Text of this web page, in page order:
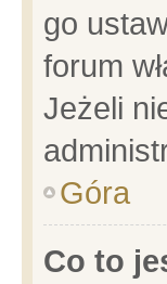
go
forum
Jeżeli
Góra
Co to